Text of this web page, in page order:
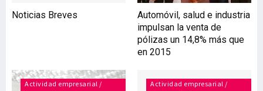
decisión de comercializar
pescado de los puertos
vascos más cercanos en
sus tiendas de Euskadi.
“Arrancamos la campaña
Noticias Breves
Automóvil, salud e industria
impulsan la venta de
pólizas un 14,8% más que
en 2015
Actividad empresarial /
Actividad empresarial /